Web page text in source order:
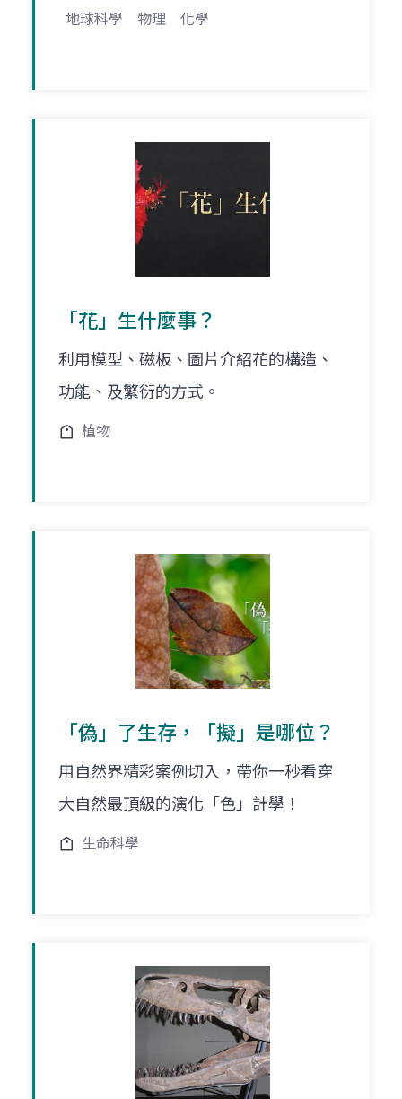
地球科學 物理 化學
「花」生什麼事？
利用模型、磁板、圖片介紹花的構造、
功能、及繁衍的方式。
植物
「偽」了生存，「擬」是哪位？
用自然界精彩案例切入，帶你一秒看穿
大自然最頂級的演化「色」計學！
生命科學